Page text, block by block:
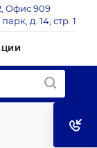
Офис 909
д. 14, стр. 1